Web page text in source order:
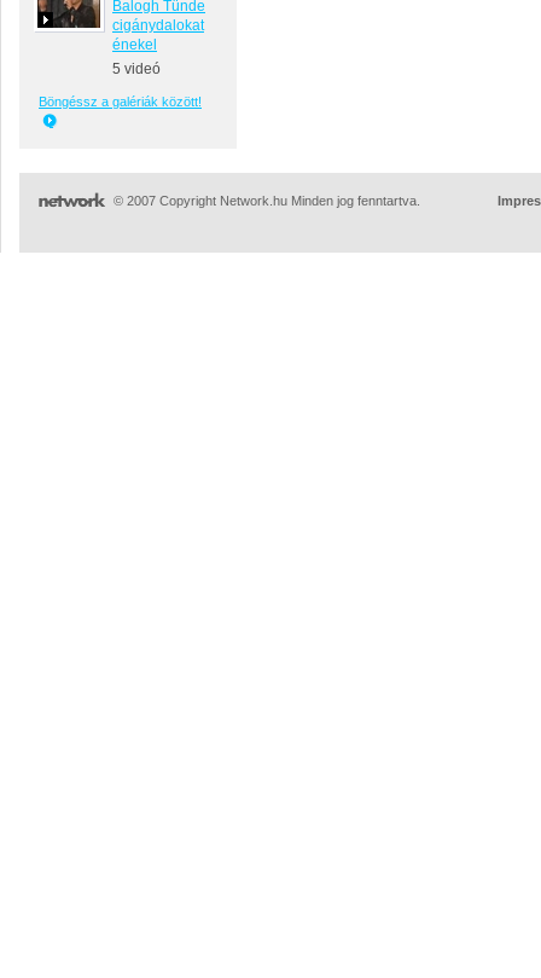
Balogh Tünde
cigánydalokat
énekel
5 videó
Böngéssz a galériák között!
© 2007 Copyright Network.hu Minden jog fenntartva.